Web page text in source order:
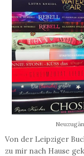
Von der Leipziger
zu mir nach Hause